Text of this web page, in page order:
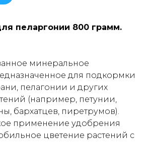
пеларгонии 800 грамм.
минеральное
для подкормки
пелагонии и других
(например, петунии,
бархатцев, пиретрумов).
применение удобрения
цветение растений с